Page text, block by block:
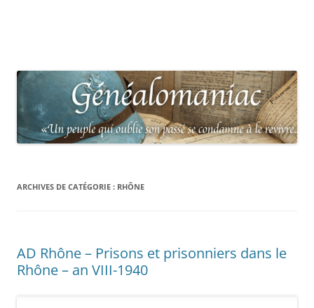
ARCHIVES DE CATÉGORIE : RHÔNE
AD Rhône – Prisons et prisonniers dans le
Rhône – an VIII-1940